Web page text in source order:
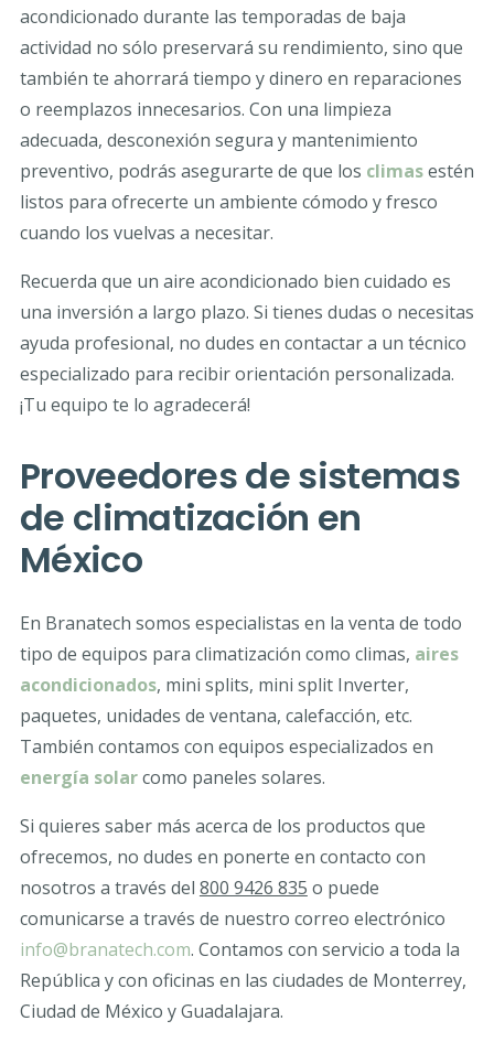
acondicionado durante las temporadas de baja
actividad no sólo preservará su rendimiento, sino que
también te ahorrará tiempo y dinero en reparaciones
o reemplazos innecesarios. Con una limpieza
adecuada, desconexión segura y mantenimiento
preventivo, podrás asegurarte de que los climasestén
listos para ofrecerte un ambiente cómodo y fresco
cuando los vuelvas a necesitar.
Recuerda que un aire acondicionado bien cuidado es
una inversión a largo plazo. Si tienes dudas o necesitas
ayuda profesional, no dudes en contactar a un técnico
especializado para recibir orientación personalizada.
¡Tu equipo te lo agradecerá!
Proveedores de sistemas
de climatización en
México
En Branatech somos especialistas en la venta de todo
tipo de equipos para climatización como climas, aires
acondicionados, mini splits, mini split Inverter,
paquetes, unidades de ventana, calefacción, etc.
También contamos con equipos especializados en
energía solarcomo paneles solares.
Si quieres saber más acerca de los productos que
ofrecemos, no dudes en ponerte en contacto con
nosotros a través del 800 9426 835 o puede
comunicarse a través de nuestro correo electrónico
info@branatech.com. Contamos con servicio a toda la
República y con oficinas en las ciudades de Monterrey,
Ciudad de México y Guadalajara.